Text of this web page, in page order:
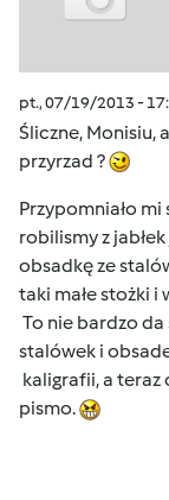
pt., 07/19/2013 -
Śliczne, Monisiu,
przyrzad ?
Przypomniało
robilismy z
obsadkę ze
taki małe stożki i
To nie bardzo da
stalówek i
kaligrafii, a teraz
pismo.